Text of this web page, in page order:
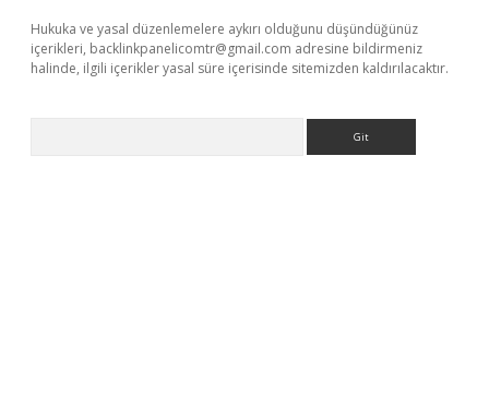
Hukuka ve yasal düzenlemelere aykırı olduğunu düşündüğünüz
içerikleri, backlinkpanelicomtr@gmail.com adresine bildirmeniz
halinde, ilgili içerikler yasal süre içerisinde sitemizden kaldırılacaktır.